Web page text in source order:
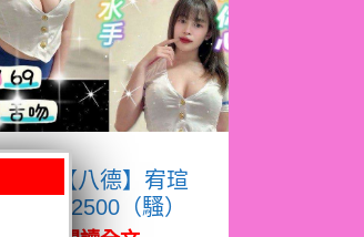
限熟客【八德】宥瑄
泰國$2500（騷）